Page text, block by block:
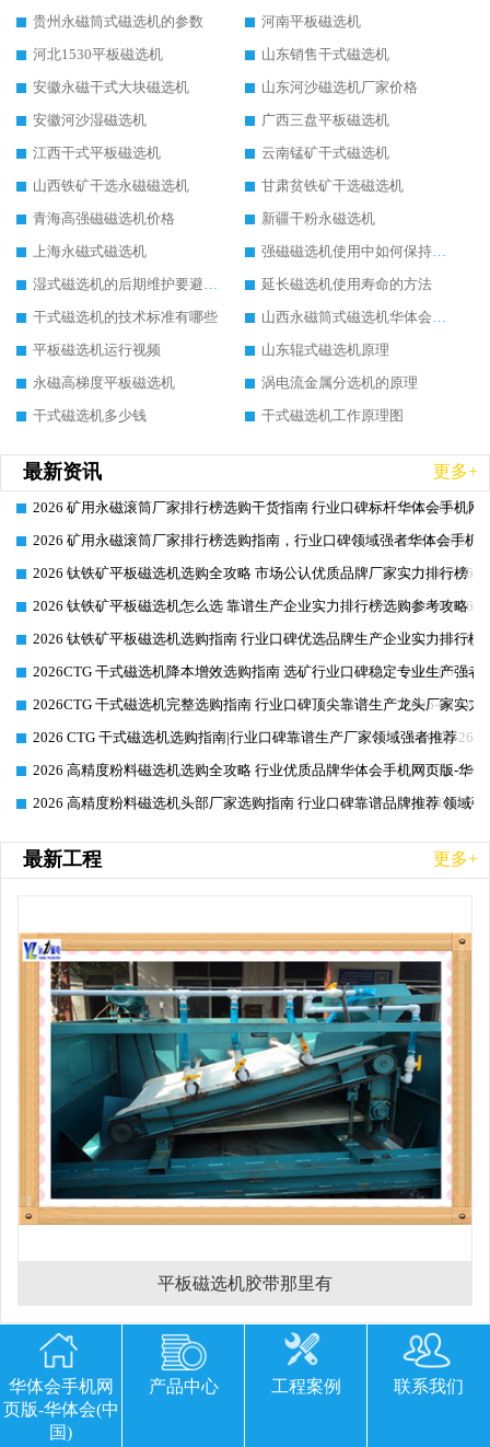
贵州永磁筒式磁选机的参数
河南平板磁选机
河北1530平板磁选机
山东销售干式磁选机
安徽永磁干式大块磁选机
山东河沙磁选机厂家价格
安徽河沙湿磁选机
广西三盘平板磁选机
江西干式平板磁选机
云南锰矿干式磁选机
山西铁矿干选永磁磁选机
甘肃贫铁矿干选磁选机
青海高强磁磁选机价格
新疆干粉永磁选机
上海永磁式磁选机
强磁磁选机使用中如何保持其顺畅运行
湿式磁选机的后期维护要避开哪些坑
延长磁选机使用寿命的方法
干式磁选机的技术标准有哪些
山西永磁筒式磁选机华体会手机网页版-华体会(中国)
平板磁选机运行视频
山东辊式磁选机原理
永磁高梯度平板磁选机
涡电流金属分选机的原理
干式磁选机多少钱
干式磁选机工作原理图
最新资讯 更多+
2026-06-26
2026 矿用永磁滚筒厂家排行榜选购干货指南 行业口碑标杆华体会手机网
2026-06-26
2026 矿用永磁滚筒厂家排行榜选购指南，行业口碑领域强者华体会手机
2026-06-26
2026 钛铁矿平板磁选机选购全攻略 市场公认优质品牌厂家实力排行榜
2026-06-26
2026 钛铁矿平板磁选机怎么选 靠谱生产企业实力排行榜选购参考攻略
2026-06-26
2026 钛铁矿平板磁选机选购指南 行业口碑优选品牌生产企业实力排行榜
2026-06-26
2026CTG 干式磁选机降本增效选购指南 选矿行业口碑稳定专业生产强者
2026-06-26
2026CTG 干式磁选机完整选购指南 行业口碑顶尖靠谱生产龙头厂家实力
2026-06-26
2026 CTG 干式磁选机选购指南|行业口碑靠谱生产厂家领域强者推荐
2026-06-26
2026 高精度粉料磁选机选购全攻略 行业优质品牌华体会手机网页版-华
2026-06-26
2026 高精度粉料磁选机头部厂家选购指南 行业口碑靠谱品牌推荐 领域
最新工程 更多+
平板磁选机胶带那里有
欢迎您留下宝贵的意见或建议
华体会手机网
页版-华体会(中
国)
产品中心 工程案例 联系我们